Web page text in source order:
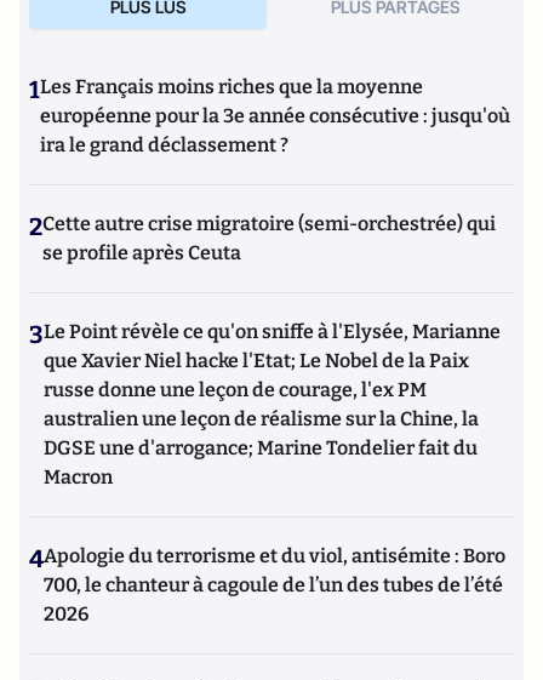
PLUS LUS PLUS PARTAGES
1Les Français moins riches que la moyenne
européenne pour la 3e année consécutive : jusqu'où
ira le grand déclassement ?
2Cette autre crise migratoire (semi-orchestrée) qui
se profile après Ceuta
3Le Point révèle ce qu'on sniffe à l'Elysée, Marianne
que Xavier Niel hacke l'Etat; Le Nobel de la Paix
russe donne une leçon de courage, l'ex PM
australien une leçon de réalisme sur la Chine, la
DGSE une d'arrogance; Marine Tondelier fait du
Macron
4Apologie du terrorisme et du viol, antisémite : Boro
700, le chanteur à cagoule de l’un des tubes de l’été
2026